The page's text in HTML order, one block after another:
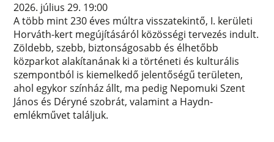
2026. július 29. 19:00
A több mint 230 éves múltra visszatekintő, I. kerületi
Horváth-kert megújításáról közösségi tervezés indult.
Zöldebb, szebb, biztonságosabb és élhetőbb
közparkot alakítanának ki a történeti és kulturális
szempontból is kiemelkedő jelentőségű területen,
ahol egykor színház állt, ma pedig Nepomuki Szent
János és Déryné szobrát, valamint a Haydn-
emlékművet találjuk.